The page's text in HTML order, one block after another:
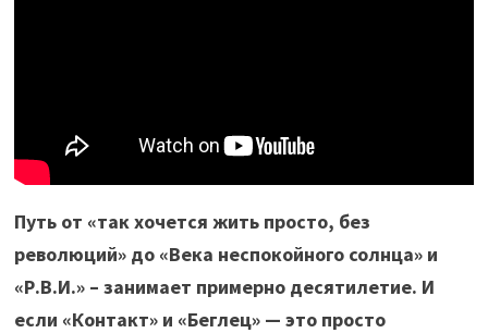
Путь от «так хочется жить просто, без
революций» до «Века неспокойного солнца» и
«Р.В.И.» – занимает примерно десятилетие. И
если «Контакт» и «Беглец» — это просто